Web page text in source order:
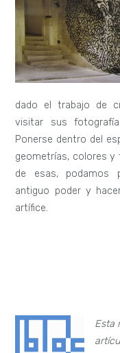
dado el trabajo de
visitar sus
Ponerse dentro del
geometrías, colores y
de esas, podamos
antiguo poder y
artífice.
Esta